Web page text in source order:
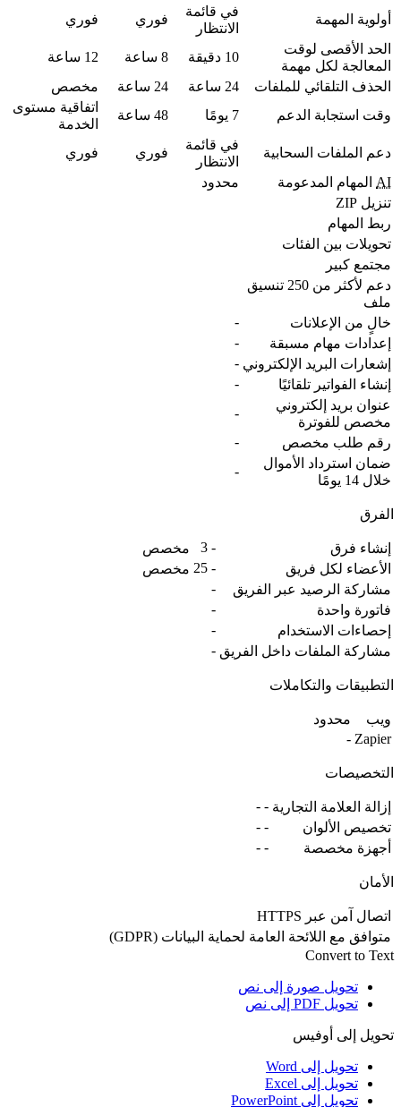
أولوية المهمة
في قائمة
الانتظار
فوري
فوري
الحد الأقصى لوقت
المعالجة لكل مهمة
10 دقيقة 8 ساعة
12 ساعة
الحذف التلقائي للملفات
24 ساعة 24 ساعة
مخصص
وقت استجابة الدعم
7 يومًا 48 ساعة
اتفاقية مستوى
الخدمة
دعم الملفات السحابية
في قائمة
الانتظار
فوري
فوري
AI المهام المدعومة
محدود
تنزيل ZIP
ربط المهام
تحويلات بين الفئات
مجتمع كبير
دعم لأكثر من 250 تنسيق
ملف
خالٍ من الإعلانات
-
إعدادات مهام مسبقة
-
إشعارات البريد الإلكتروني -
إنشاء الفواتير تلقائيًا
-
عنوان بريد إلكتروني
مخصص للفوترة
-
رقم طلب مخصص
-
ضمان استرداد الأموال
خلال 14 يومًا
-
الفرق
إنشاء فرق -
3
مخصص
الأعضاء لكل فريق
-
25 مخصص
مشاركة الرصيد عبر الفريق
-
فاتورة واحدة
-
إحصاءات الاستخدام
-
مشاركة الملفات داخل الفريق -
التطبيقات والتكاملات
ويب
محدود
Zapier
-
التخصيصات
إزالة العلامة التجارية -
-
تخصيص الألوان
-
-
أجهزة مخصصة
-
-
الأمان
اتصال آمن عبر HTTPS
متوافق مع اللائحة العامة لحماية البيانات (GDPR)
Convert to Text
تحويل صورة إلى نص
تحويل PDF إلى نص
تحويل إلى أوفيس
تحويل إلى Word
تحويل إلى Excel
تحويل إلى PowerPoint